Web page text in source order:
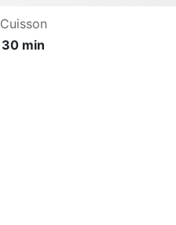
Cuisson
30 min